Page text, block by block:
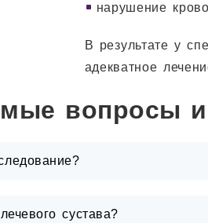
нарушение
В результате у
адекватное
вопросы
сустава?